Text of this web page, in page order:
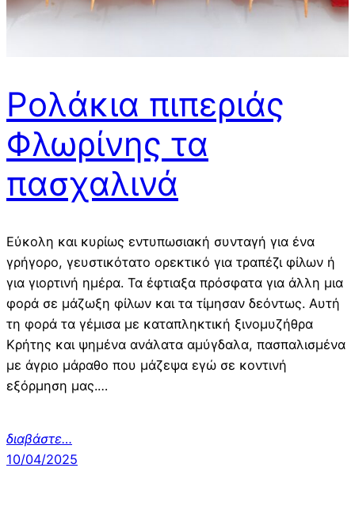
Ρολάκια πιπεριάς
Φλωρίνης τα
πασχαλινά
Εύκολη και κυρίως εντυπωσιακή συνταγή για ένα
γρήγορο, γευστικότατο ορεκτικό για τραπέζι φίλων ή
για γιορτινή ημέρα. Τα έφτιαξα πρόσφατα για άλλη μια
φορά σε μάζωξη φίλων και τα τίμησαν δεόντως. Αυτή
τη φορά τα γέμισα με καταπληκτική ξινομυζήθρα
Κρήτης και ψημένα ανάλατα αμύγδαλα, πασπαλισμένα
με άγριο μάραθο που μάζεψα εγώ σε κοντινή
εξόρμηση μας.…
διαβάστε…
10/04/2025